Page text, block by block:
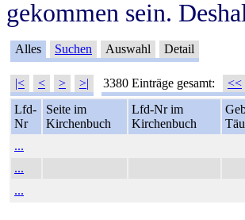
gekommen sein.
Alles Suchen Auswahl Detail
|< < > >| 3380 Einträge gesamt: <<
Lfd-
Nr
Seite im
Kirchenbuch
Lfd-Nr im
Kirchenbuch
...
...
...